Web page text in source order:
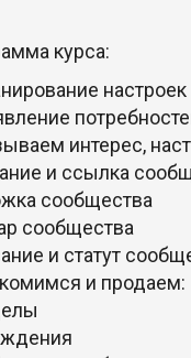
курса:
интерес,
и ссылка
сообщества
сообщества
и статут
и продаем: